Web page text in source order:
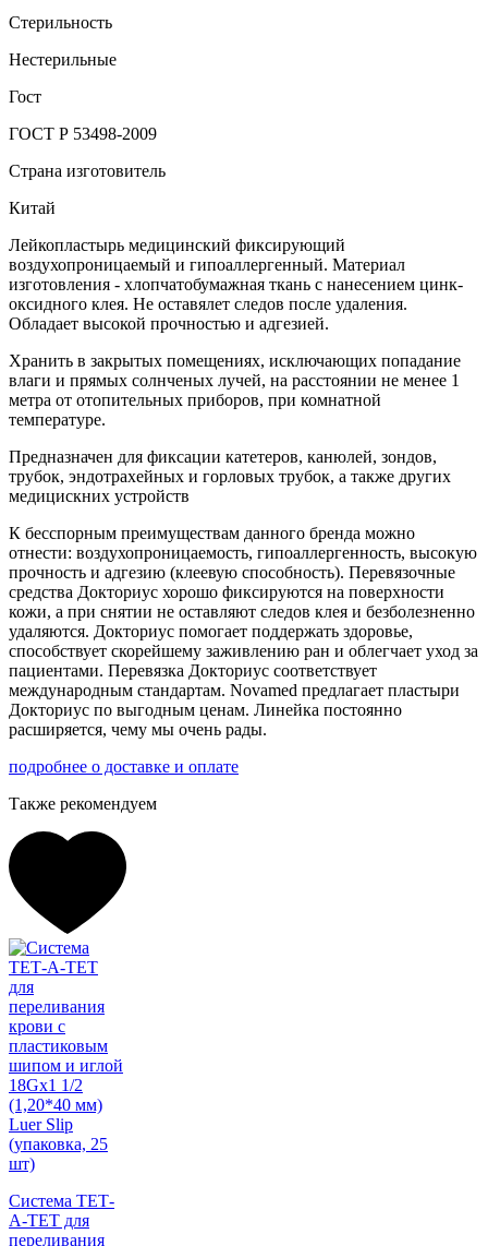
Стерильность
Нестерильные
Гост
ГОСТ Р 53498-2009
Страна изготовитель
Китай
Лейкопластырь медицинский фиксирующий
воздухопроницаемый и гипоаллергенный. Материал
изготовления - хлопчатобумажная ткань с нанесением цинк-
оксидного клея. Не оставялет следов после удаления.
Обладает высокой прочностью и адгезией.
Хранить в закрытых помещениях, исключающих попадание
влаги и прямых солнченых лучей, на расстоянии не менее 1
метра от отопительных приборов, при комнатной
температуре.
Предназначен для фиксации катетеров, канюлей, зондов,
трубок, эндотрахейных и горловых трубок, а также других
медицискних устройств
К бесспорным преимуществам данного бренда можно
отнести: воздухопроницаемость, гипоаллергенность, высокую
прочность и адгезию (клеевую способность). Перевязочные
средства Докториус хорошо фиксируются на поверхности
кожи, а при снятии не оставляют следов клея и безболезненно
удаляются. Докториус помогает поддержать здоровье,
способствует скорейшему заживлению ран и облегчает уход за
пациентами. Перевязка Докториус соответствует
международным стандартам. Novamed предлагает пластыри
Докториус по выгодным ценам. Линейка постоянно
расширяется, чему мы очень рады.
подробнее о доставке и оплате
Также рекомендуем
Система ТЕТ-
А-ТЕТ для
переливания